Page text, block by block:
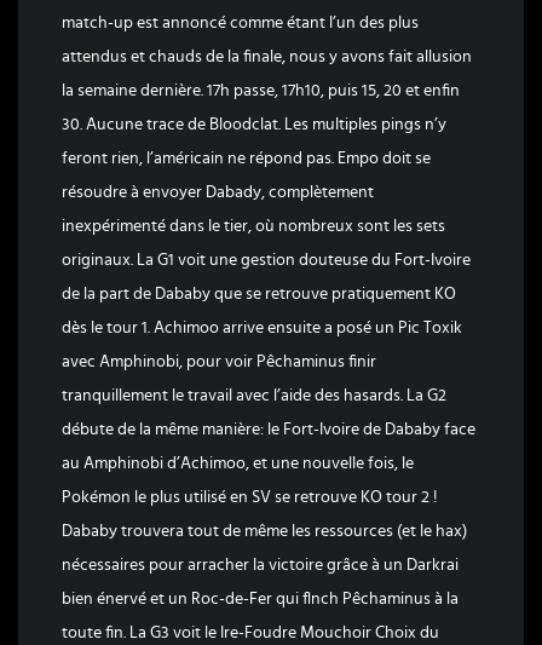
match-up est annoncé comme étant l’un des plus
attendus et chauds de la finale, nous y avons fait allusion
la semaine dernière. 17h passe, 17h10, puis 15, 20 et enfin
30. Aucune trace de Bloodclat. Les multiples pings n’y
feront rien, l’américain ne répond pas. Empo doit se
résoudre à envoyer Dabady, complètement
inexpérimenté dans le tier, où nombreux sont les sets
originaux. La G1 voit une gestion douteuse du Fort-Ivoire
de la part de Dababy que se retrouve pratiquement KO
dès le tour 1. Achimoo arrive ensuite a posé un Pic Toxik
avec Amphinobi, pour voir Pêchaminus finir
tranquillement le travail avec l’aide des hasards. La G2
débute de la même manière: le Fort-Ivoire de Dababy face
au Amphinobi d’Achimoo, et une nouvelle fois, le
Pokémon le plus utilisé en SV se retrouve KO tour 2 !
Dababy trouvera tout de même les ressources (et le hax)
nécessaires pour arracher la victoire grâce à un Darkrai
bien énervé et un Roc-de-Fer qui flnch Pêchaminus à la
toute fin. La G3 voit le Ire-Foudre Mouchoir Choix du